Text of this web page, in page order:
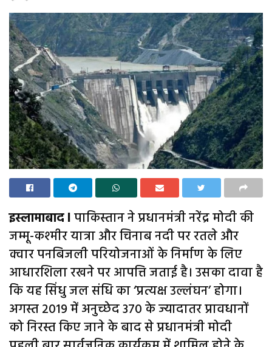
इस्लामाबाद lपाकिस्तान ने प्रधानमंत्री नरेंद्र मोदी की
जम्मू-कश्मीर यात्रा और चिनाब नदी पर रतले और
क्वार पनबिजली परियोजनाओं के निर्माण के लिए
आधारशिला रखने पर आपत्ति जताई है। उसका दावा है
कि यह सिंधु जल संधि का ‘प्रत्यक्ष उल्लंघन’ होगा।
अगस्त 2019 में अनुच्छेद 370 के ज्यादातर प्रावधानों
को निरस्त किए जाने के बाद से प्रधानमंत्री मोदी